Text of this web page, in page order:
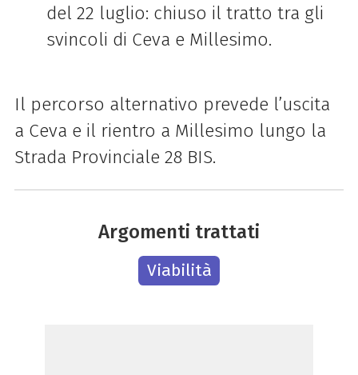
del 22 luglio: chiuso il tratto tra gli
svincoli di Ceva e Millesimo.
Il percorso alternativo prevede l’uscita
a Ceva e il rientro a Millesimo lungo la
Strada Provinciale 28 BIS.
Argomenti trattati
Viabilità